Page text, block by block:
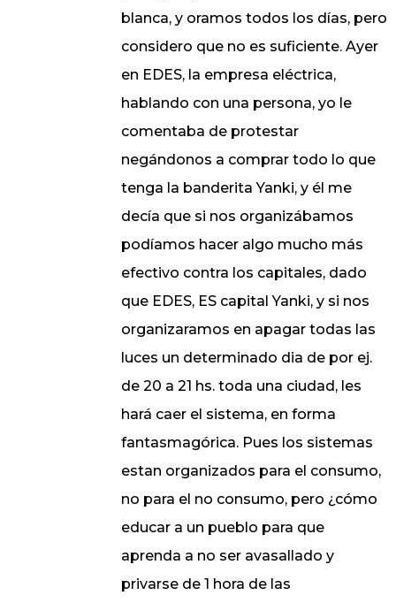
blanca, y oramos todos los días, pero
considero que no es suficiente. Ayer
en EDES, la empresa eléctrica,
hablando con una persona, yo le
comentaba de protestar
negándonos a comprar todo lo que
tenga la banderita Yanki, y él me
decía que si nos organizábamos
podíamos hacer algo mucho más
efectivo contra los capitales, dado
que EDES, ES capital Yanki, y si nos
organizaramos en apagar todas las
luces un determinado dia de por ej.
de 20 a 21 hs. toda una ciudad, les
hará caer el sistema, en forma
fantasmagórica. Pues los sistemas
estan organizados para el consumo,
no para el no consumo, pero ¿cómo
educar a un pueblo para que
aprenda a no ser avasallado y
privarse de 1 hora de las